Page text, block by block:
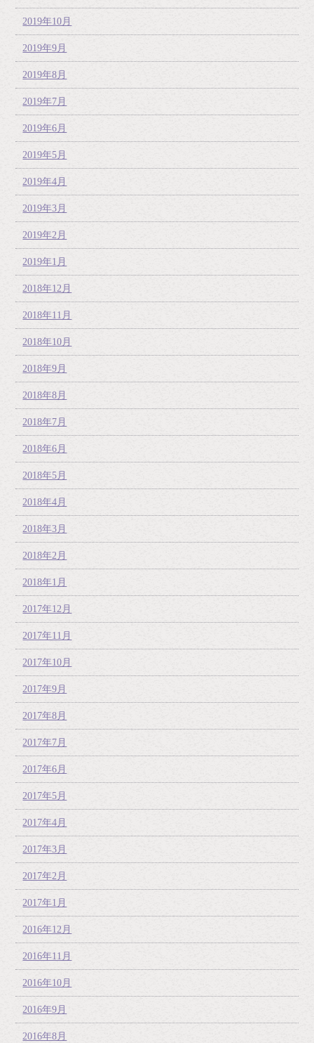
2019年10月
2019年9月
2019年8月
2019年7月
2019年6月
2019年5月
2019年4月
2019年3月
2019年2月
2019年1月
2018年12月
2018年11月
2018年10月
2018年9月
2018年8月
2018年7月
2018年6月
2018年5月
2018年4月
2018年3月
2018年2月
2018年1月
2017年12月
2017年11月
2017年10月
2017年9月
2017年8月
2017年7月
2017年6月
2017年5月
2017年4月
2017年3月
2017年2月
2017年1月
2016年12月
2016年11月
2016年10月
2016年9月
2016年8月